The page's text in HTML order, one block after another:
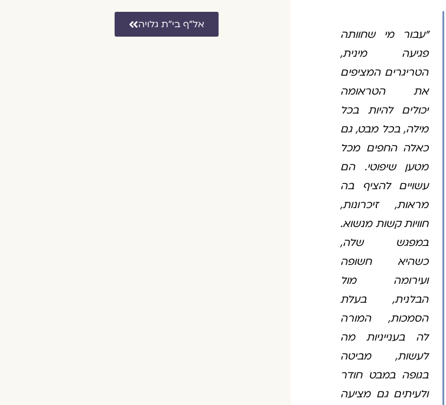
"עבור מי שחוותה
פגיעה מינית,
הטריגרים המציפים
את הטראומה
יכולים להיות בכל
מילה, בכל מבט, גם
כאלה החפים מכל
מטען שיפוטי. הם
עשויים להציף בה
מראות, זיכרונות,
חוויות קשות מנשוא.
במפגש שלה,
כשהיא חשופה
ועירומה מול
הבלנית, בעלת
הסמכות, המורה
לה בענייניות מה
לעשות, מביטה
בגופה במבט חודר
ולעיתים גם מציעה
אל״ף בי״ת גלויה